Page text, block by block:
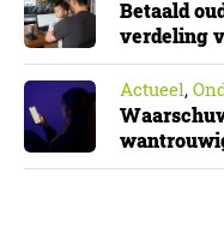
Betaald
verdeling
Actueel,